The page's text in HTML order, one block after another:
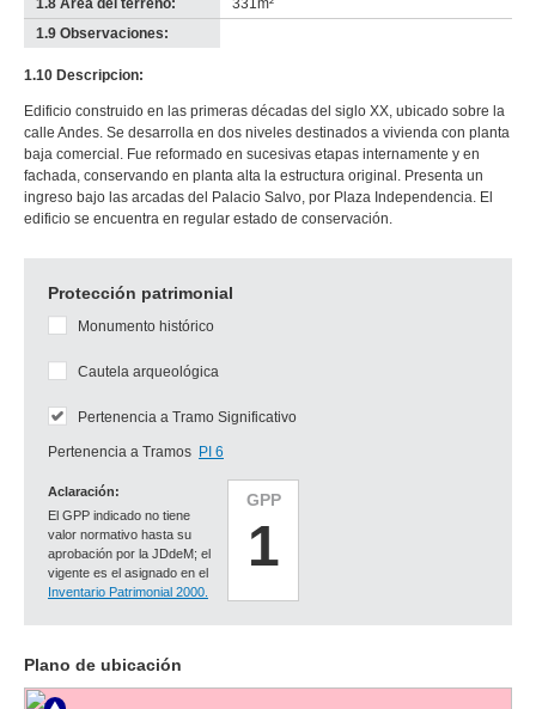
1.8 Área del terreno:
331m²
1.9 Observaciones:
1.10 Descripcion:
Edificio construido en las primeras décadas del siglo XX, ubicado sobre la
calle Andes. Se desarrolla en dos niveles destinados a vivienda con planta
baja comercial. Fue reformado en sucesivas etapas internamente y en
fachada, conservando en planta alta la estructura original. Presenta un
ingreso bajo las arcadas del Palacio Salvo, por Plaza Independencia. El
edificio se encuentra en regular estado de conservación.
Protección patrimonial
GPP
1
Aclaración:
El GPP indicado no tiene
valor normativo hasta su
aprobación por la JDdeM; el
vigente es el asignado en el
Inventario Patrimonial 2000.
Monumento histórico
Cautela arqueológica
Pertenencia a Tramo Significativo
Pertenencia a Tramos PI 6
Plano de ubicación